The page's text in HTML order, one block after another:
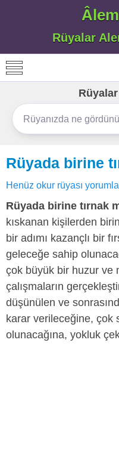
Rüyalar
Rüyada birine
Henüz okur rüyası
Rüyada birine tırnak
kıskanan kişilerden
bir adımı kazançlı bir
geleceğe sahip
çok büyük bir huzur ve
çalışmaların
düşünülen ve
karar verileceğine, çok
olunacağına, yokluk